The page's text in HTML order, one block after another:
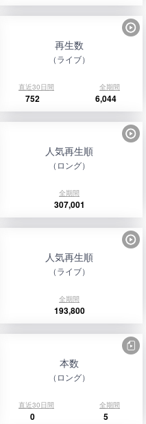
再生数
（ライブ）
直近30日間 全期間
752 6,044
人気再生順
（ロング）
全期間
307,001
人気再生順
（ライブ）
全期間
193,800
本数
（ロング）
直近30日間 全期間
0 5